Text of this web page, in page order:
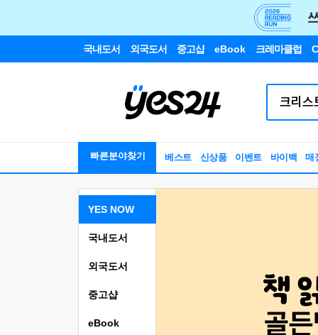
국내도서 외국도서 중고샵 eBook 크레마클럽
빠른분야찾기 베스트 신상품 이벤트 바이백 매
YES NOW
국내도서
외국도서
중고샵
eBook